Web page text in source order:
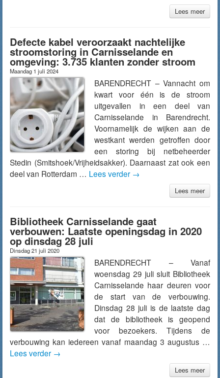
Lees meer
Defecte kabel veroorzaakt nachtelijke
stroomstoring in Carnisselande en
omgeving: 3.735 klanten zonder stroom
Maandag 1 juli 2024
BARENDRECHT – Vannacht om
kwart voor één is de stroom
uitgevallen in een deel van
Carnisselande in Barendrecht.
Voornamelijk de wijken aan de
westkant werden getroffen door
een storing bij netbeheerder
Stedin (Smitshoek/Vrijheidsakker). Daarnaast zat ook een
deel van Rotterdam … Lees verder →
Lees meer
Bibliotheek Carnisselande gaat
verbouwen: Laatste openingsdag in 2020
op dinsdag 28 juli
Dinsdag 21 juli 2020
BARENDRECHT – Vanaf
woensdag 29 juli sluit Bibliotheek
Carnisselande haar deuren voor
de start van de verbouwing.
Dinsdag 28 juli is de laatste dag
dat de bibliotheek is geopend
voor bezoekers. Tijdens de
verbouwing kan iedereen vanaf maandag 3 augustus …
Lees verder →
Lees meer